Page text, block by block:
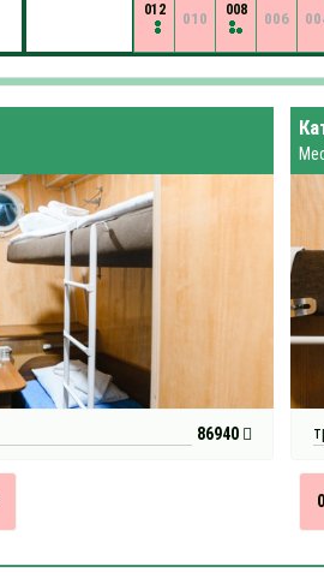
006
008
010
012
86940